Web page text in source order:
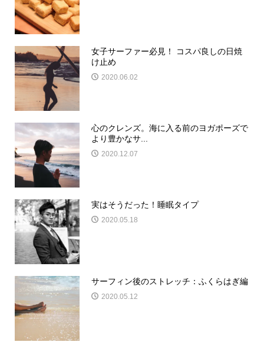
女子サーファー必見！ コスパ良しの日焼
け止め
2020.06.02
心のクレンズ。海に入る前のヨガポーズで
より豊かなサ...
2020.12.07
実はそうだった！睡眠タイプ
2020.05.18
サーフィン後のストレッチ：ふくらはぎ編
2020.05.12